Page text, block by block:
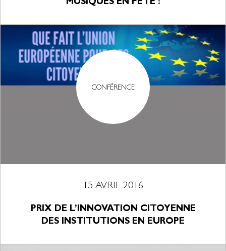
MUSIQUES EN FÊTE !
CONFÉRENCE
15 AVRIL 2016
PRIX DE L’INNOVATION CITOYENNE
DES INSTITUTIONS EN EUROPE